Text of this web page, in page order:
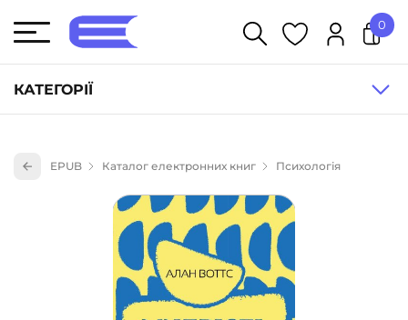
КАТЕГОРІЇ
Книги для дітей (835)
Книги для підлітків (240)
Науково-популярна література (1015)
Навчальна література та посібники (527)
Енциклопедії, довідники, словники (55)
0
EPUB Каталог електронних книг Психологія